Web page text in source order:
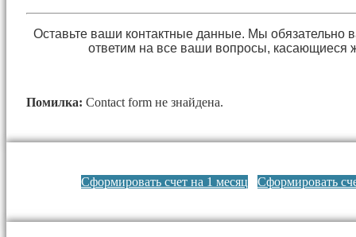
Оставьте ваши контактные данные. Мы обязательно
ответим на все ваши вопросы, касающиеся
Помилка: Contact form не знайдена.
Сформировать счет на 1 месяц Сформировать